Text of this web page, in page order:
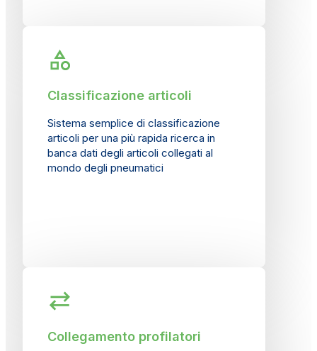
Classificazione articoli
Sistema semplice di classificazione
articoli per una più rapida ricerca in
banca dati degli articoli collegati al
mondo degli pneumatici
Collegamento profilatori